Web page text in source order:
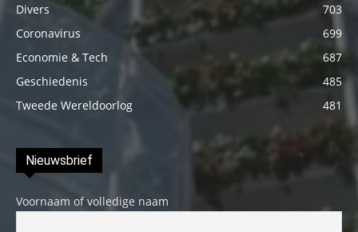
Divers
703
Coronavirus
699
Economie & Tech
687
Geschiedenis
485
Tweede Wereldoorlog
481
Nieuwsbrief
Voornaam of volledige naam